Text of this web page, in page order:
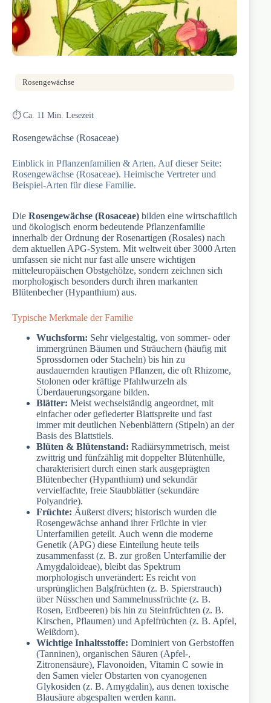
Rosengewächse
⏱️ Ca. 11 Min. Lesezeit
Rosengewächse (Rosaceae)
Einblick in Pflanzenfamilien & Arten. Auf dieser Seite:
Rosengewächse (Rosaceae). Heimische Vertreter und
Beispiel-Arten für diese Familie.
Die Rosengewächse (Rosaceae) bilden eine wirtschaftlich
und ökologisch enorm bedeutende Pflanzenfamilie
innerhalb der Ordnung der Rosenartigen (Rosales) nach
dem aktuellen APG-System. Mit weltweit über 3000 Arten
umfassen sie nicht nur fast alle unsere wichtigen
mitteleuropäischen Obstgehölze, sondern zeichnen sich
morphologisch besonders durch ihren markanten
Blütenbecher (Hypanthium) aus.
Typische Merkmale der Familie
Wuchsform: Sehr vielgestaltig, von sommer- oder
immergrünen Bäumen und Sträuchern (häufig mit
Sprossdornen oder Stacheln) bis hin zu
ausdauernden krautigen Pflanzen, die oft Rhizome,
Stolonen oder kräftige Pfahlwurzeln als
Überdauerungsorgane bilden.
Blätter: Meist wechselständig angeordnet, mit
einfacher oder gefiederter Blattspreite und fast
immer mit deutlichen Nebenblättern (Stipeln) an der
Basis des Blattstiels.
Blüten & Blütenstand: Radiärsymmetrisch, meist
zwittrig und fünfzählig mit doppelter Blütenhülle,
charakterisiert durch einen stark ausgeprägten
Blütenbecher (Hypanthium) und sekundär
vervielfachte, freie Staubblätter (sekundäre
Polyandrie).
Früchte: Äußerst divers; historisch wurden die
Rosengewächse anhand ihrer Früchte in vier
Unterfamilien geteilt. Auch wenn die moderne
Genetik (APG) diese Einteilung heute teils
zusammenfasst (z. B. zur großen Unterfamilie der
Amygdaloideae), bleibt das Spektrum
morphologisch unverändert: Es reicht von
ursprünglichen Balgfrüchten (z. B. Spierstrauch)
über Nüsschen und Sammelnussfrüchte (z. B.
Rosen, Erdbeeren) bis hin zu Steinfrüchten (z. B.
Kirschen, Pflaumen) und Apfelfrüchten (z. B. Apfel,
Weißdorn).
Wichtige Inhaltsstoffe: Dominiert von Gerbstoffen
(Tanninen), organischen Säuren (Apfel-,
Zitronensäure), Flavonoiden, Vitamin C sowie in
den Samen vieler Obstarten von cyanogenen
Glykosiden (z. B. Amygdalin), aus denen toxische
Blausäure abgespalten werden kann.